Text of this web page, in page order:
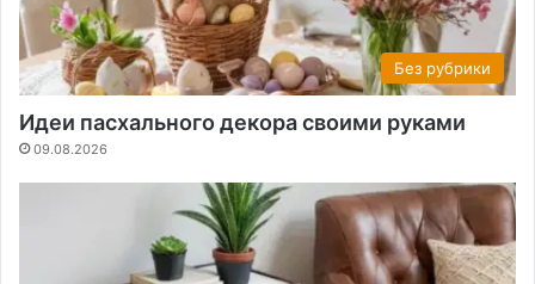
Без рубрики
Идеи пасхального декора своими руками
09.08.2026